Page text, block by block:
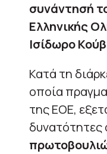
συνάντησή
Ελληνικής
Ισίδωρο
Κατά τη
οποία
της ΕΟΕ,